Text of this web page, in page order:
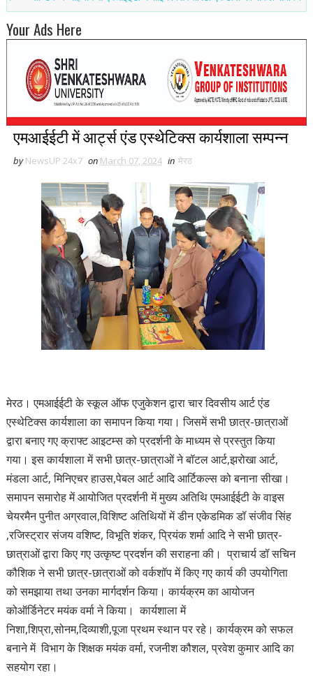
Your Ads Here
एमआईईटी में आर्ट्स एंड एस्थेटिक्स कार्यशाला सम्पन्न
by NewsUP 24x7 on March 07, 2024 in मेरठ
मेरठ। एमआईईटी के स्कूल ऑफ एजुकेशन द्वारा चार दिवसीय आर्ट एंड
एस्थेटिक्स कार्यशाला का समापन किया गया। जिसमें सभी छात्र-छात्राओं
द्वारा बनाए गए क्राफ्ट आइटम्स को प्रदर्शनी के माध्यम से प्रस्तुत किया
गया। इस कार्यशाला में सभी छात्र-छात्राओं ने बॉटल आर्ट,झरोखा आर्ट,
मंडला आर्ट, मिनिएचर हाउस,पेबल आर्ट आदि आर्टिकल्स को बनाना सीखा।
समापन समारोह में आयोजित प्रदर्शनी में मुख्य अतिथि एमआईईटी के वाइस
चेयरमैन पुनीत अग्रवाल,विशिष्ट अतिथियों में डीन एकेडमिक डॉ संजीव सिंह
,रजिस्ट्रार संजय वशिष्ट, विभूति शंकर, प्रियंक शर्मा आदि ने सभी छात्र-
छात्राओं द्वारा किए गए उत्कृष्ट प्रदर्शन की सराहना की। प्राचार्य डॉ सचिन
कौशिक ने सभी छात्र-छात्राओं को वर्कशॉप में किए गए कार्य की उपयोगिता
को समझाया तथा उनका मार्गदर्शन किया। कार्यक्रम का आयोजन
कोऑर्डिनेटर मयंक वर्मा ने किया। कार्यशाला में
निशा,शिप्रा,सोनम,दिव्याशी,पूजा प्रथम स्थान पर रहे। कार्यक्रम को सफल
बनाने में विभाग के शिक्षक मयंक वर्मा, रजनीश कौशल, प्रवेश कुमार आदि का
सहयोग रहा।